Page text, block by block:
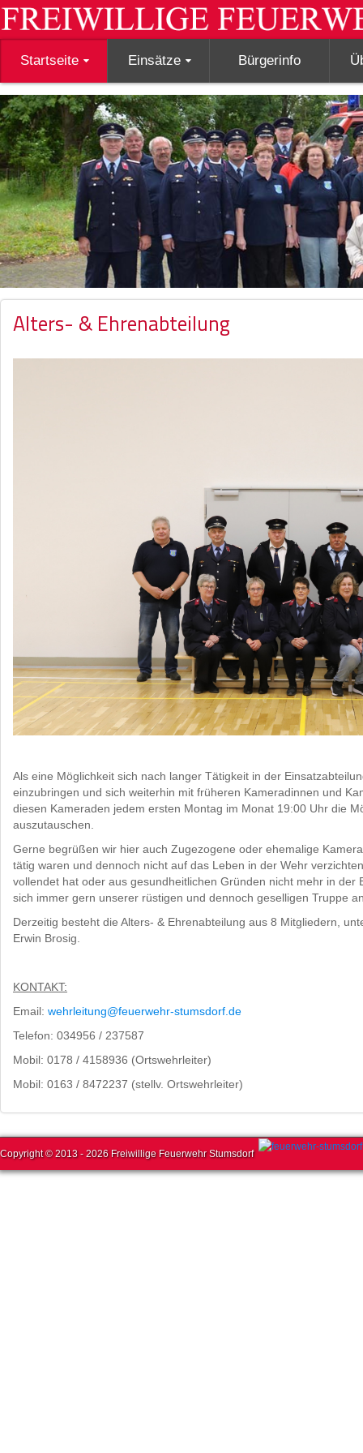
Startseite Einsätze Bürgerinfo
Alters- & Ehrenabteilung
Als eine Möglichkeit sich nach langer Tätigkeit in der
einzubringen und sich weiterhin mit früheren Kameradinnen und
diesen Kameraden jedem ersten Montag im Monat 19:00 Uhr die
auszutauschen.
Gerne begrüßen wir hier auch Zugezogene oder ehemalige
tätig waren und dennoch nicht auf das Leben in der Wehr
vollendet hat oder aus gesundheitlichen Gründen nicht mehr in der
sich immer gern unserer rüstigen und dennoch geselligen Truppe
Derzeitig besteht die Alters- & Ehrenabteilung aus 8 Mitgliedern,
Erwin Brosig.
KONTAKT:
Email: wehrleitung@feuerwehr-stumsdorf.de
Telefon: 034956 / 237587
Mobil: 0178 / 4158936 (Ortswehrleiter)
Mobil: 0163 / 8472237 (stellv. Ortswehrleiter)
Copyright © 2013 - 2026 Freiwillige Feuerwehr Stumsdorf